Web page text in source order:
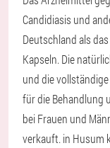
Candidiasis und
Deutschland als
Kapseln. Die
und die
für die Behandlung
bei Frauen und
verkauft. in Husum